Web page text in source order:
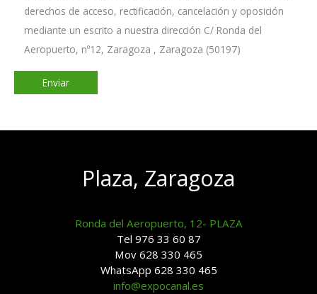
derechos de acceso, rectificación, cancelación y oposición
mediante un escrito a nuestra dirección C/ Ronda del
Aeropuerto, nº12, Zaragoza , Zaragoza (50197)
Plaza, Zaragoza
Ronda del Aeropuerto, 12- PLAZA
Tel 976 33 60 87
Mov 628 330 465
WhatsApp 628 330 465
info@expocanal.es